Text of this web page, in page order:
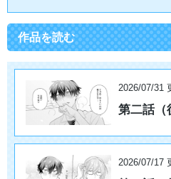
作品を読む
2026/07/31
第二話（
2026/07/17